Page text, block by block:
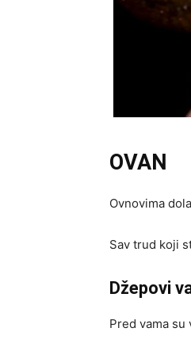
OVAN
Ovnovima
Sav trud koji
Džepovi
Pred vama su